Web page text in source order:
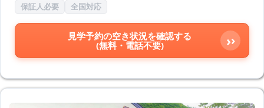
保証人必要
全国対応
見学予約の空き状況を確認する
(無料・電話不要)
›